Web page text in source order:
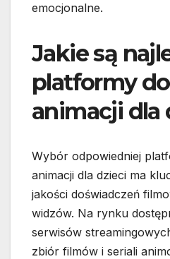
emocjonalne.
Jakie są
platformy
animacji dla
Wybór odpowiedniej
animacji dla dzieci ma
jakości doświadczeń
widzów. Na rynku
serwisów
zbiór filmów i seriali